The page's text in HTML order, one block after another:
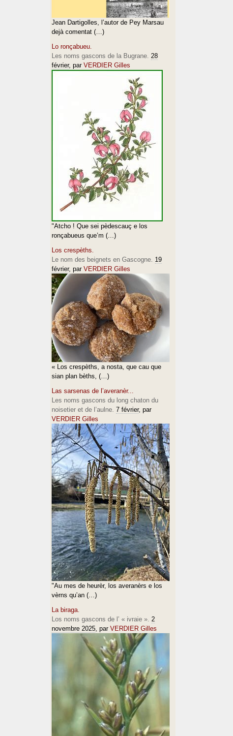
Jean Dartigolles, l’autor de Pey Marsau
dejà comentat (…)
Lo ronçabueu.
Les noms gascons de la Bugrane. 28
février, par VERDIER Gilles
"Atcho ! Que sei pèdescauç e los
ronçabueus que’m (…)
Los crespèths.
Le nom des beignets en Gascogne. 19
février, par VERDIER Gilles
« Los crespèths, a nosta, que cau que
sian plan bèths, (…)
Las sarsenas de l’averanèr...
Les noms gascons du long chaton du
noisetier et de l’aulne. 7 février, par
VERDIER Gilles
"Au mes de heurèr, los averanèrs e los
vèrns qu’an (…)
La biraga.
Los noms gascons de l’ « ivraie ». 2
novembre 2025, par VERDIER Gilles